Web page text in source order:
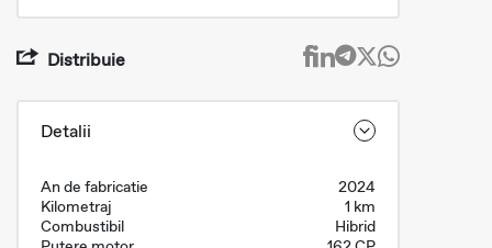
Distribuie
Detalii
An de fabricatie
2024
Kilometraj
1 km
Combustibil
Hibrid